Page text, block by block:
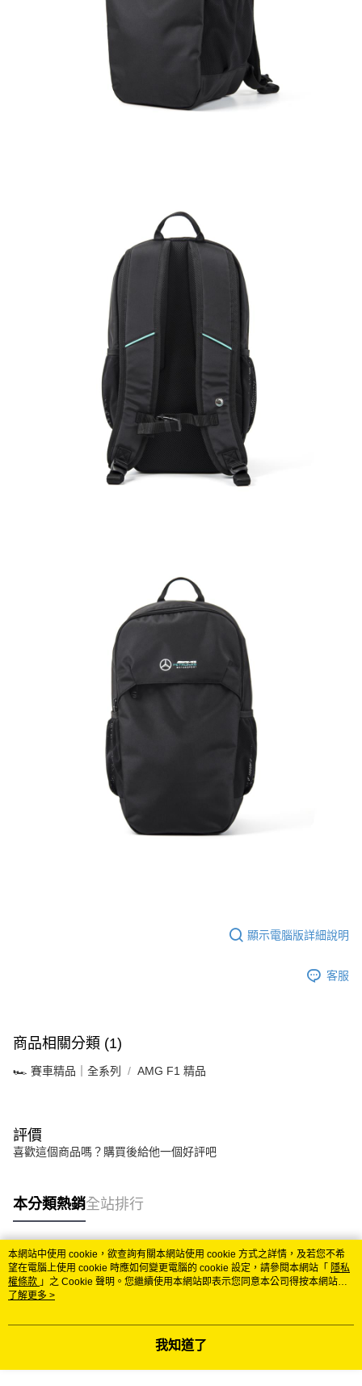
線上付款後7-11取貨
每筆NT$60，滿NT$699(含以上)免運費
每筆NT$60，滿NT$699(含以上)免運費
顯示電腦版詳細說明
客服
商品相關分類 (1)
🏎️ 賽車精品｜全系列 AMG F1 精品
評價
喜歡這個商品嗎？購買後給他一個好評吧
本分類熱銷全站排行
熱門標籤
本網站中使用 cookie，欲查詢有關本網站使用 cookie 方式之詳情，及若您不希
望在電腦上使用 cookie 時應如何變更電腦的 cookie 設定，請參閱本網站「 隱私
權條款 」之 Cookie 聲明。您繼續使用本網站即表示您同意本公司得按本網站使
用條款之 Cookie 聲明使用 cookie。
了解更多 >
我知道了